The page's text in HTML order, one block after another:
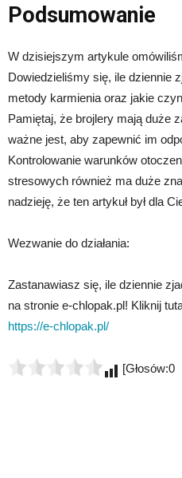
Podsumowanie
W dzisiejszym artykule
Dowiedzieliśmy się, ile dziennie
metody karmienia oraz jakie
Pamiętaj, że brojlery mają duże
ważne jest, aby zapewnić im
Kontrolowanie warunków
stresowych również ma duże
nadzieję, że ten artykuł był dla
Wezwanie do działania:
Zastanawiasz się, ile dziennie
na stronie e-chlopak.pl! Kliknij
https://e-chlopak.pl/